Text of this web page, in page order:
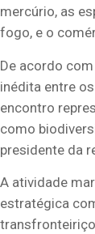
mercúrio, as
fogo, e o
De acordo
inédita entre
encontro
como
presidente da
A atividade
estratégica